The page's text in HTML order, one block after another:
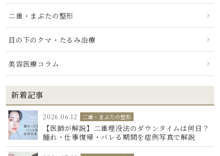
二重・まぶたの整形
目の下のクマ・たるみ治療
美容医療コラム
新着記事
2026.06.12 二重・まぶたの整形
【医師が解説】二重埋没法のダウンタイムは何日？
腫れ・仕事復帰・バレる期間を症例写真で解説